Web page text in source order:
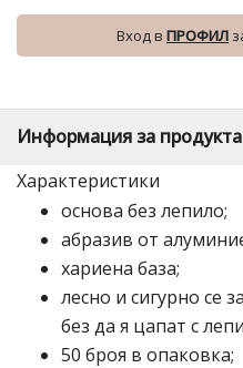
Вход в ПРОФИЛ
Информация за продукта
Характеристики
основа без лепило;
абразив от
хариена база;
лесно и сигурно се
без да я цапат с
50 броя в опаковка;